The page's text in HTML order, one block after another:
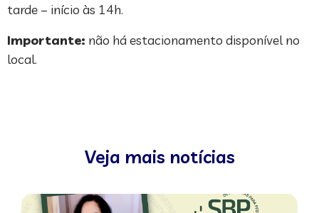
tarde – início às 14h.
Importante: não há estacionamento disponível no
local.
Veja mais notícias